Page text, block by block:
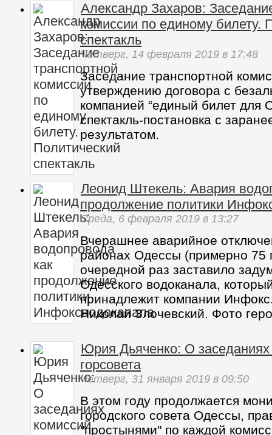
Александр Захаров:
комиссии по единому билету.
спектакль
Четверг, 14 февраля 2019 в 17:48
Заседание транспортной
утверждению договора с
компанией “единый билет для
спектакль-постановка с
результатом.
Леонид Штекель: Авария
продолжение политики
Среда, 6 февраля 2019 в 13:27
Вчерашнее аварийное
районах Одессы (примерно 75
очередной раз заставило
Одесского водоканала,
принадлежит компании
Николай Злочевский. Фото
Юрия Дьяченко: О заседаниях
горсовета
Четверг, 31 января 2019 в 09:50
В этом году продолжается
городского совета Одессы,
"простынями" по каждой